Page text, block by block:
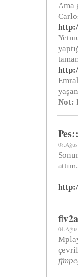
Ama
Not:
attım.